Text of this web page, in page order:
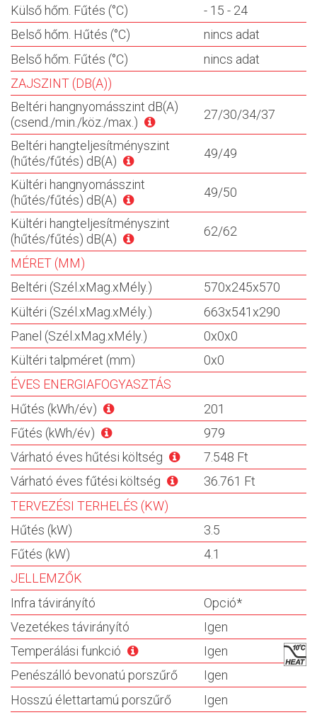
Külső hőm. Fűtés (°C)
- 15 - 24
Belső hőm. Hűtés (°C)
nincs adat
Belső hőm. Fűtés (°C)
nincs adat
ZAJSZINT (DB(A))
Beltéri hangnyomásszint dB(A)
(csend./min./köz./max.)
27/30/34/37
Beltéri hangteljesítményszint
(hűtés/fűtés) dB(A)
49/49
Kültéri hangnyomásszint
(hűtés/fűtés) dB(A)
49/50
Kültéri hangteljesítményszint
(hűtés/fűtés) dB(A)
62/62
MÉRET (MM)
Beltéri (Szél.xMag.xMély.)
570x245x570
Kültéri (Szél.xMag.xMély.)
663x541x290
Panel (Szél.xMag.xMély.)
0x0x0
Kültéri talpméret (mm)
0x0
ÉVES ENERGIAFOGYASZTÁS
Hűtés (kWh/év)
201
Fűtés (kWh/év)
979
Várható éves hűtési költség
7.548 Ft
Várható éves fűtési költség
36.761 Ft
TERVEZÉSI TERHELÉS (KW)
Hűtés (kW)
3.5
Fűtés (kW)
4.1
JELLEMZŐK
Infra távirányító
Opció*
Vezetékes távirányító
Igen
Temperálási funkció
Igen
Penészálló bevonatú porszűrő
Igen
Hosszú élettartamú porszűrő
Igen